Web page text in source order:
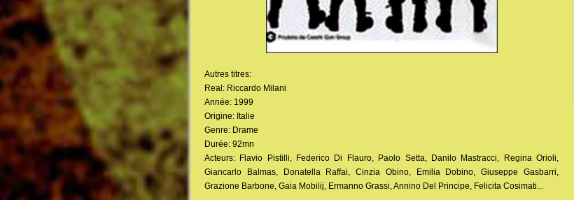
Autres titres:
Real: Riccardo Milani
Année: 1999
Origine: Italie
Genre: Drame
Durée: 92mn
Acteurs: Flavio Pistilli, Federico Di Flauro, Paolo Setta, Danilo Mastracci, Regina Orioli,
Giancarlo Balmas, Donatella Raffai, Cinzia Obino, Emilia Dobino, Giuseppe Gasbarri,
Grazione Barbone, Gaia Mobilij, Ermanno Grassi, Annino Del Principe, Felicita Cosimati...